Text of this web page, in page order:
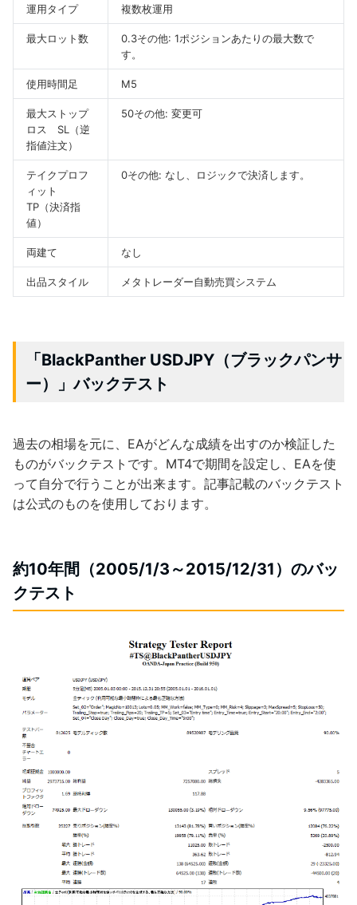
運用タイプ 複数枚運用
最大ロット数 0.3その他: 1ポジションあたりの最大数で
す。
使用時間足 M5
最大ストップ
ロス SL（逆
指値注文）
50その他: 変更可
テイクプロフ
ィット
TP（決済指
値）
0その他: なし、ロジックで決済します。
両建て なし
出品スタイル メタトレーダー自動売買システム
「BlackPanther USDJPY（ブラックパンサ
ー）」バックテスト
過去の相場を元に、EAがどんな成績を出すのか検証した
ものがバックテストです。MT4で期間を設定し、EAを使
って自分で行うことが出来ます。記事記載のバックテスト
は公式のものを使用しております。
約10年間（2005/1/3～2015/12/31）のバッ
クテスト